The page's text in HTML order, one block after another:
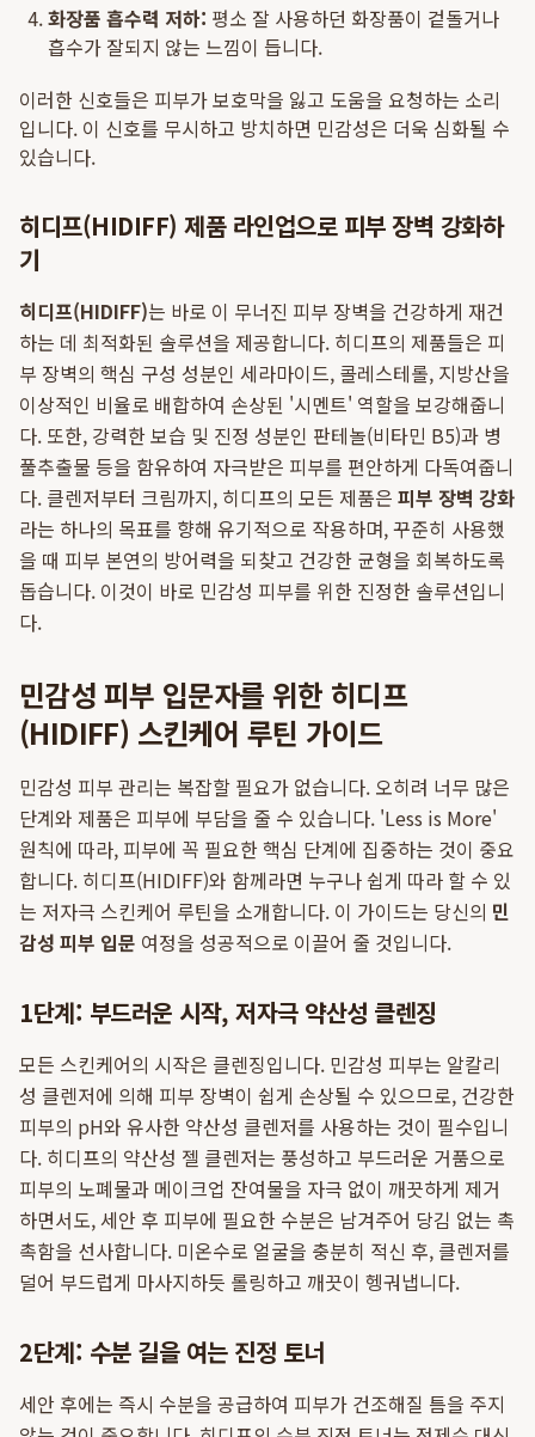
화장품 흡수력 저하: 평소 잘 사용하던 화장품이 겉돌거나
흡수가 잘되지 않는 느낌이 듭니다.
이러한 신호들은 피부가 보호막을 잃고 도움을 요청하는 소리
입니다. 이 신호를 무시하고 방치하면 민감성은 더욱 심화될 수
있습니다.
히디프(HIDIFF) 제품 라인업으로 피부 장벽 강화하
기
히디프(HIDIFF)는 바로 이 무너진 피부 장벽을 건강하게 재건
하는 데 최적화된 솔루션을 제공합니다. 히디프의 제품들은 피
부 장벽의 핵심 구성 성분인 세라마이드, 콜레스테롤, 지방산을
이상적인 비율로 배합하여 손상된 '시멘트' 역할을 보강해줍니
다. 또한, 강력한 보습 및 진정 성분인 판테놀(비타민 B5)과 병
풀추출물 등을 함유하여 자극받은 피부를 편안하게 다독여줍니
다. 클렌저부터 크림까지, 히디프의 모든 제품은 피부 장벽 강화
라는 하나의 목표를 향해 유기적으로 작용하며, 꾸준히 사용했
을 때 피부 본연의 방어력을 되찾고 건강한 균형을 회복하도록
돕습니다. 이것이 바로 민감성 피부를 위한 진정한 솔루션입니
다.
민감성 피부 입문자를 위한 히디프
(HIDIFF) 스킨케어 루틴 가이드
민감성 피부 관리는 복잡할 필요가 없습니다. 오히려 너무 많은
단계와 제품은 피부에 부담을 줄 수 있습니다. 'Less is More'
원칙에 따라, 피부에 꼭 필요한 핵심 단계에 집중하는 것이 중요
합니다. 히디프(HIDIFF)와 함께라면 누구나 쉽게 따라 할 수 있
는 저자극 스킨케어 루틴을 소개합니다. 이 가이드는 당신의 민
감성 피부 입문 여정을 성공적으로 이끌어 줄 것입니다.
1단계: 부드러운 시작, 저자극 약산성 클렌징
모든 스킨케어의 시작은 클렌징입니다. 민감성 피부는 알칼리
성 클렌저에 의해 피부 장벽이 쉽게 손상될 수 있으므로, 건강한
피부의 pH와 유사한 약산성 클렌저를 사용하는 것이 필수입니
다. 히디프의 약산성 젤 클렌저는 풍성하고 부드러운 거품으로
피부의 노폐물과 메이크업 잔여물을 자극 없이 깨끗하게 제거
하면서도, 세안 후 피부에 필요한 수분은 남겨주어 당김 없는 촉
촉함을 선사합니다. 미온수로 얼굴을 충분히 적신 후, 클렌저를
덜어 부드럽게 마사지하듯 롤링하고 깨끗이 헹궈냅니다.
2단계: 수분 길을 여는 진정 토너
세안 후에는 즉시 수분을 공급하여 피부가 건조해질 틈을 주지